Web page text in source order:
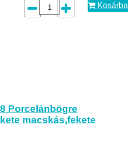
Kosárba
Porcelánbögre
macskás,fekete